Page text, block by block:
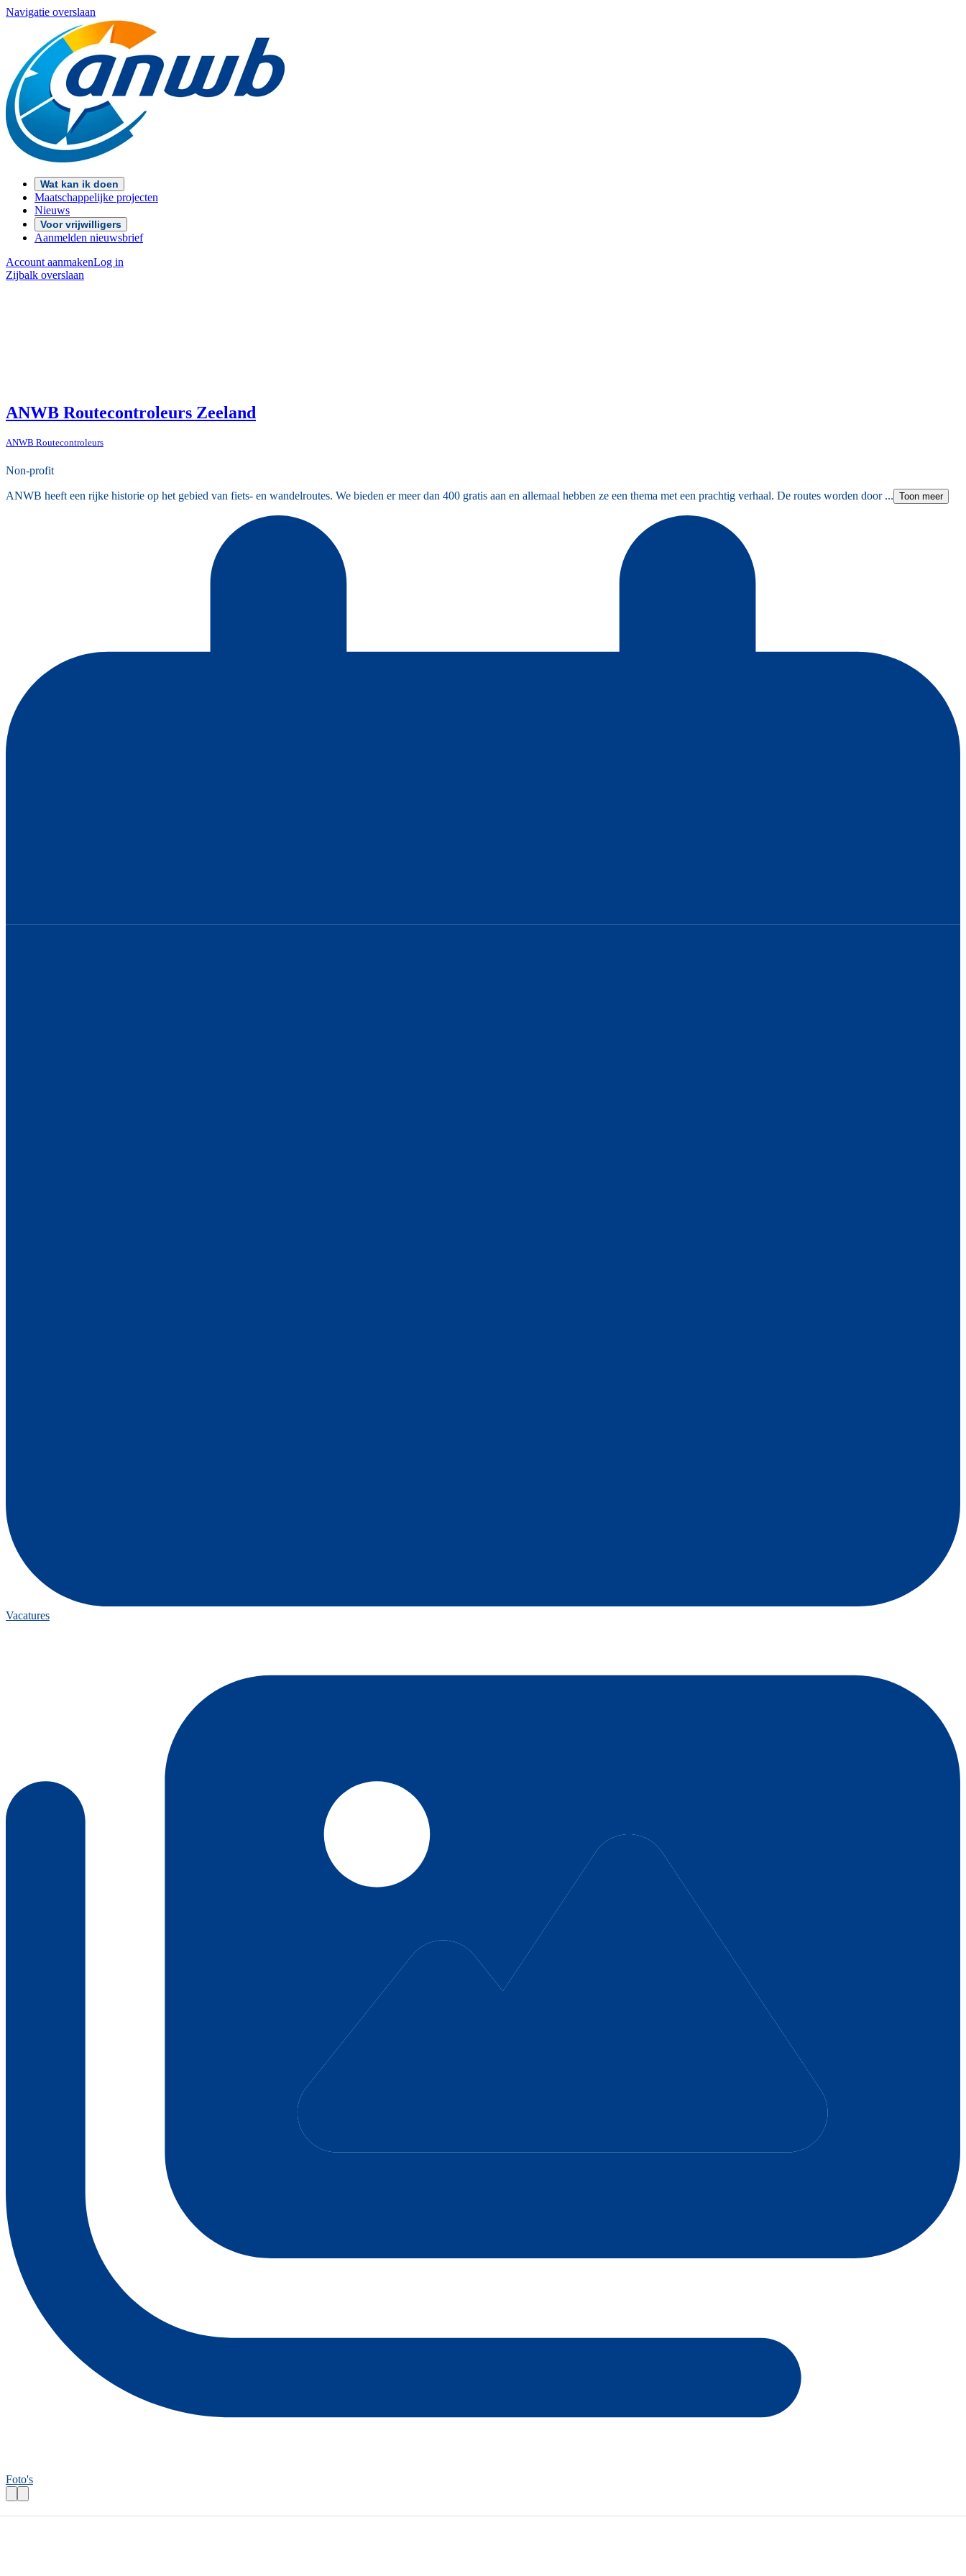
Navigatie overslaan
Wat kan ik doen
Maatschappelijke projecten
Nieuws
Voor vrijwilligers
Aanmelden nieuwsbrief
Account aanmakenLog in
Zijbalk overslaan
ANWB Routecontroleurs Zeeland
ANWB Routecontroleurs
Non-profit
ANWB heeft een rijke historie op het gebied van fiets- en wandelroutes. We bieden er meer dan 400 gratis aan en allemaal hebben ze een thema met een prachtig verhaal. De routes worden door ... Toon meer
Vacatures
Foto's